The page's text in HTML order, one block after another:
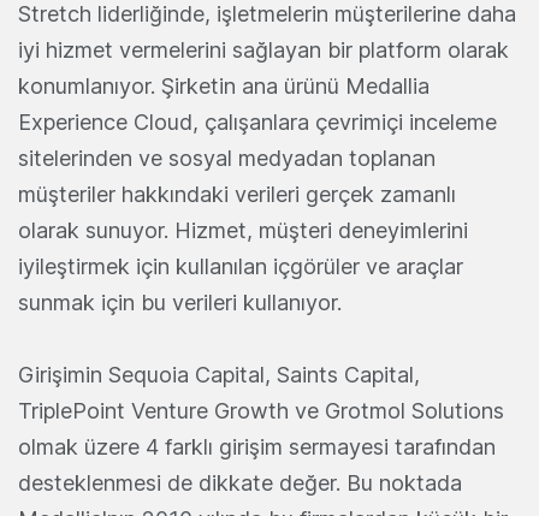
Stretch liderliğinde, işletmelerin müşterilerine daha
iyi hizmet vermelerini sağlayan bir platform olarak
konumlanıyor. Şirketin ana ürünü Medallia
Experience Cloud, çalışanlara çevrimiçi inceleme
sitelerinden ve sosyal medyadan toplanan
müşteriler hakkındaki verileri gerçek zamanlı
olarak sunuyor. Hizmet, müşteri deneyimlerini
iyileştirmek için kullanılan içgörüler ve araçlar
sunmak için bu verileri kullanıyor.
Girişimin Sequoia Capital, Saints Capital,
TriplePoint Venture Growth ve Grotmol Solutions
olmak üzere 4 farklı girişim sermayesi tarafından
desteklenmesi de dikkate değer. Bu noktada